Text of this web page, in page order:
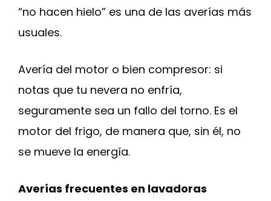
“no hacen hielo” es una de las averías más
usuales.
Avería del motor o bien compresor: si
notas que tu nevera no enfría,
seguramente sea un fallo del torno. Es el
motor del frigo, de manera que, sin él, no
se mueve la energía.
Averías frecuentes en lavadoras